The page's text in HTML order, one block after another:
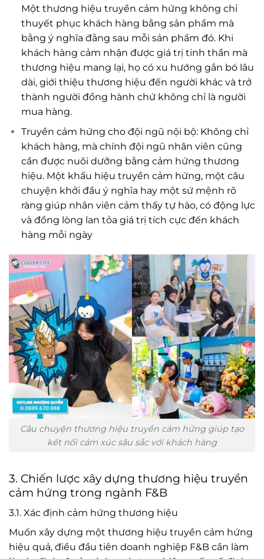
Một thương hiệu truyền cảm hứng không chỉ
thuyết phục khách hàng bằng sản phẩm mà
bằng ý nghĩa đằng sau mỗi sản phẩm đó. Khi
khách hàng cảm nhận được giá trị tinh thần mà
thương hiệu mang lại, họ có xu hướng gắn bó lâu
dài, giới thiệu thương hiệu đến người khác và trở
thành người đồng hành chứ không chỉ là người
mua hàng.
Truyền cảm hứng cho đội ngũ nội bộ: Không chỉ
khách hàng, mà chính đội ngũ nhân viên cũng
cần được nuôi dưỡng bằng cảm hứng thương
hiệu. Một khẩu hiệu truyền cảm hứng, một câu
chuyện khởi đầu ý nghĩa hay một sứ mệnh rõ
ràng giúp nhân viên cảm thấy tự hào, có động lực
và đồng lòng lan tỏa giá trị tích cực đến khách
hàng mỗi ngày
Câu chuyện thương hiệu truyền cảm hứng giúp tạo
kết nối cảm xúc sâu sắc với khách hàng
3. Chiến lược xây dựng thương hiệu truyền
cảm hứng trong ngành F&B
3.1. Xác định cảm hứng thương hiệu
Muốn xây dựng một thương hiệu truyền cảm hứng
hiệu quả, điều đầu tiên doanh nghiệp F&B cần làm